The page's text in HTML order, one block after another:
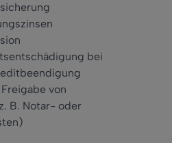
bei
von
B. Notar- oder